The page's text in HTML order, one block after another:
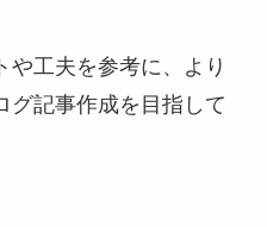
や工夫を参考に、より
グ記事作成を目指して